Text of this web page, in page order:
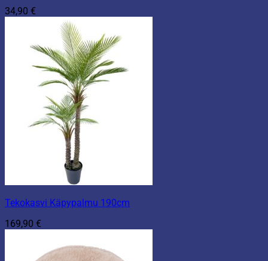
34,90 €
Tekokasvi Käpypalmu 190cm
169,90 €